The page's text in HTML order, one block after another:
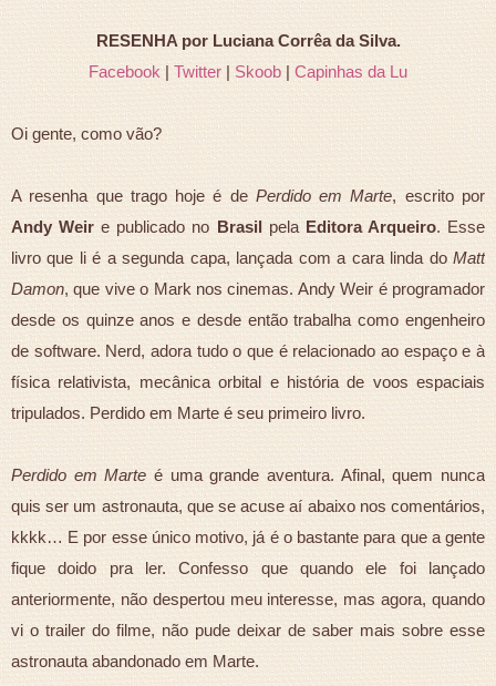
RESENHA por Luciana Corrêa da Silva.
Facebook|Twitter | Skoob | Capinhas da Lu
Oi gente, como vão?
A resenha que trago hoje é de Perdido em Marte, escrito por
Andy Weire publicado no Brasilpela Editora Arqueiro. Esse
livro que li é a segunda capa, lançada com a cara linda doMatt
Damon, que vive o Mark nos cinemas. Andy Weir é programador
desde os quinze anos e desde então trabalha como engenheiro
de software. Nerd, adora tudo o que é relacionado ao espaço e à
física relativista, mecânica orbital e história de voos espaciais
tripulados. Perdido em Marte é seu primeiro livro.
Perdido em Marte é uma grande aventura. Afinal, quem nunca
quis ser um astronauta, que se acuse aí abaixo nos comentários,
kkkk… E por esse único motivo, já é o bastante para que a gente
fique doido pra ler. Confesso que quando ele foi lançado
anteriormente, não despertou meu interesse, mas agora, quando
vi o trailer do filme, não pude deixar de saber mais sobre esse
astronauta abandonado em Marte.